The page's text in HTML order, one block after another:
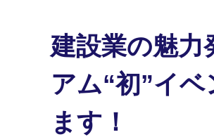
建設業の魅
アム“初”イ
ます！